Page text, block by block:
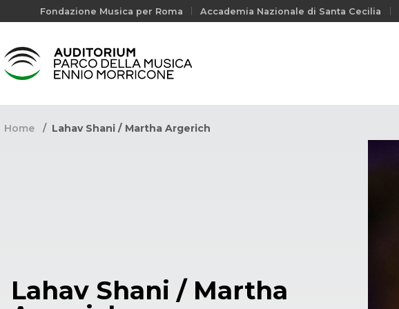
Fondazione Musica per Roma Accademia Nazionale di Santa Cecilia
Home Lahav Shani / Martha Argerich
Lahav Shani / Martha